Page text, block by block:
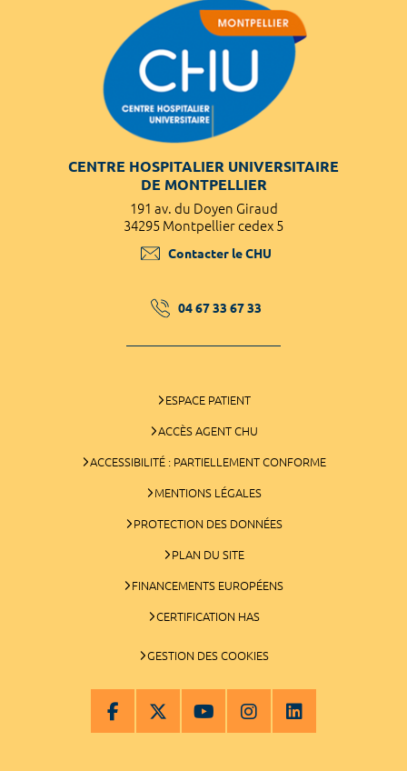
CENTRE HOSPITALIER UNIVERSITAIRE
DE MONTPELLIER
191 av. du Doyen Giraud
34295 Montpellier cedex 5
Contacter le CHU
04 67 33 67 33
ESPACE PATIENT
ACCÈS AGENT CHU
ACCESSIBILITÉ : PARTIELLEMENT CONFORME
MENTIONS LÉGALES
PROTECTION DES DONNÉES
PLAN DU SITE
FINANCEMENTS EUROPÉENS
CERTIFICATION HAS
GESTION DES COOKIES